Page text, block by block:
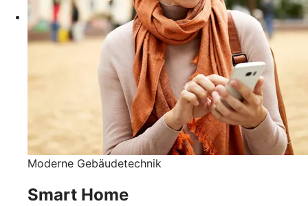
Moderne Gebäudetechnik
Smart Home